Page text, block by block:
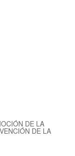
DE LA
DE LA